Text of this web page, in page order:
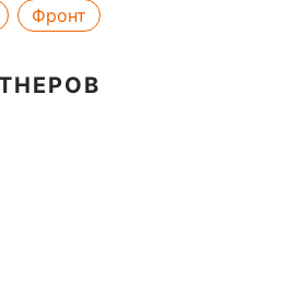
Фронт